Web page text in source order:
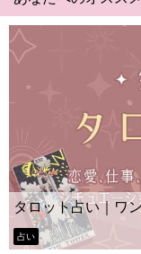
オラクル『無料』